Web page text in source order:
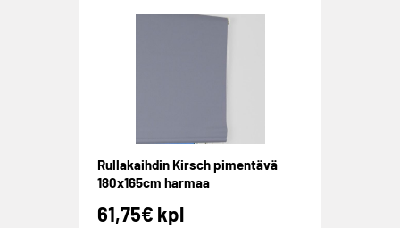
Rullakaihdin Kirsch pimentävä
180x165cm harmaa
61,75€ kpl